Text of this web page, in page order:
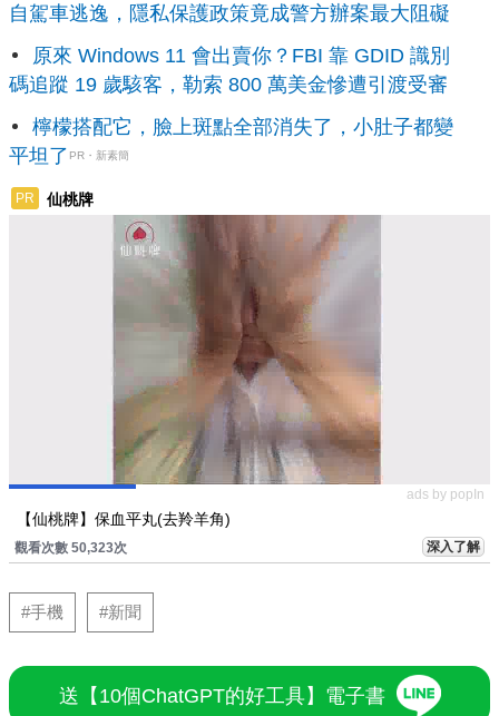
自駕車逃逸，隱私保護政策竟成警方辦案最大阻礙
原來 Windows 11 會出賣你？FBI 靠 GDID 識別
碼追蹤 19 歲駭客，勒索 800 萬美金慘遭引渡受審
檸檬搭配它，臉上斑點全部消失了，小肚子都變
平坦了 PR・新素簡
PR 仙桃牌
ads by popIn
【仙桃牌】保血平丸(去羚羊角)
觀看次數 50,323次 深入了解
#手機 #新聞
送【10個ChatGPT的好工具】電子書